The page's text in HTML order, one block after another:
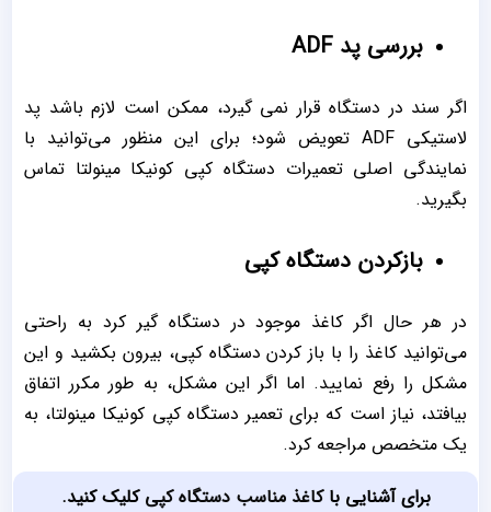
بررسی پد ADF
اگر سند در دستگاه قرار نمی گیرد، ممکن است لازم باشد پد
لاستیکی ADF تعویض شود؛ برای این منظور می‌توانید با
نمایندگی اصلی تعمیرات دستگاه کپی کونیکا مینولتا تماس
بگیرید.
بازکردن دستگاه کپی
در هر حال اگر کاغذ موجود در دستگاه گیر کرد به راحتی
می‌توانید کاغذ را با باز کردن دستگاه کپی، بیرون بکشید و این
مشکل را رفع نمایید. اما اگر این مشکل، به طور مکرر اتفاق
بیافتد، نیاز است که برای تعمیر دستگاه کپی کونیکا مینولتا، به
یک متخصص مراجعه کرد.
برای آشنایی باکاغذ مناسب دستگاه کپی کلیک کنید.